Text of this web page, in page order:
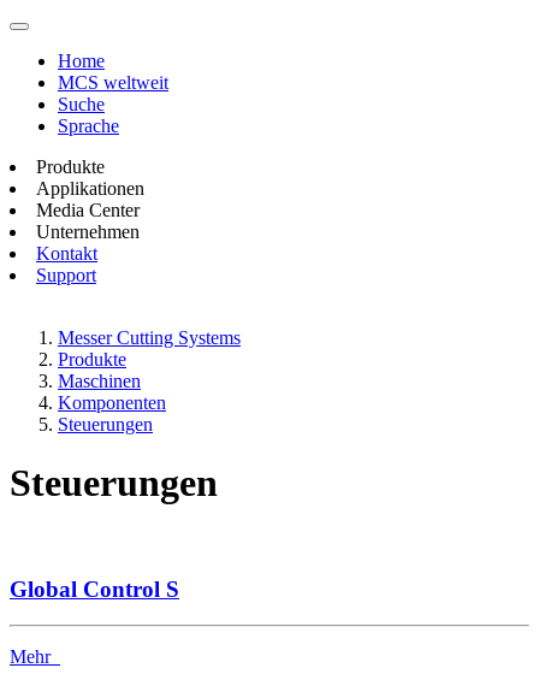
Home
MCS weltweit
Suche
Sprache
Produkte
Applikationen
Media Center
Unternehmen
Kontakt
Support
Messer Cutting Systems
Produkte
Maschinen
Komponenten
Steuerungen
Steuerungen
Global Control S
Mehr